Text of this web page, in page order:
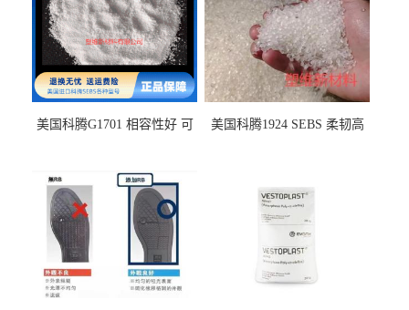
美国科腾G1701 相容性好 可
美国科腾1924 SEBS 柔韧高